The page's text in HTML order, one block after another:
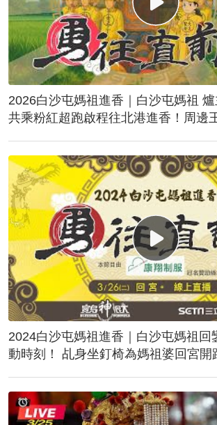
2026白沙屯媽祖進香｜白沙屯媽祖
共乘粉紅超跑啟程往北港進香！周邊
2024白沙屯媽祖進香｜白沙屯媽祖回
動時刻！ 乩身坐釘椅為媽祖婆回宮開